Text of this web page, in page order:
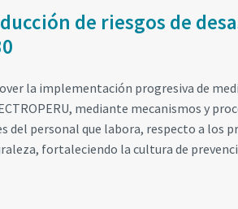
de riesgos de
la implementación progresiva de
mediante mecanismos y
del personal que labora, respecto a los
fortaleciendo la cultura de